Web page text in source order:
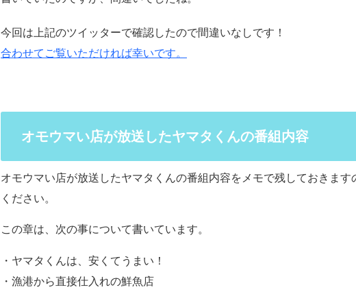
今回は上記のツイッターで確認したので間違いなしです！
合わせてご覧いただければ幸いです。
オモウマい店が放送したヤマタくんの番組内容
オモウマい店が放送したヤマタくんの番組内容をメモで残しておきます
ください。
この章は、次の事について書いています。
・ヤマタくんは、安くてうまい！
・漁港から直接仕入れの鮮魚店